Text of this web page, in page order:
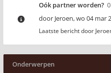
Oók partner worden?
door Jeroen,wo 04 mar
Laatste bericht door
Onderwerpen